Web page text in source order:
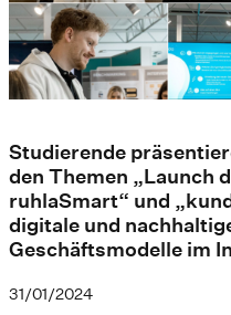
Studierende
den Themen „Launch
ruhlaSmart“ und
digitale und
Geschäftsmodelle im
31/01/2024